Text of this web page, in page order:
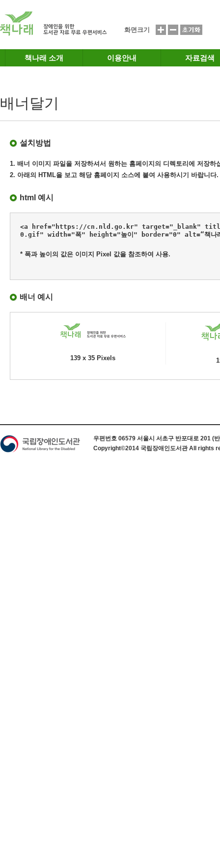
화면크기
책나래 소개 이용안내 자료검색
배너달기
설치방법
1. 배너 이미지 파일을 저장하셔서 원하는 홈페이지의 디렉토리에 저장하
2. 아래의 HTML을 보고 해당 홈페이지 소스에 붙여 사용하시기 바랍니다.
html 예시
<a href="https://cn.nld.go.kr" target="_blank"
0.gif" width="폭" height="높이" border="0" alt=“책나래
* 폭과 높이의 값은 이미지 Pixel 값을 참조하여 사용.
배너 예시
139 x 35 Pixels
우편번호 06579 서울시 서초구 반포대로 201 (
Copyright©2014 국립장애인도서관 All rights